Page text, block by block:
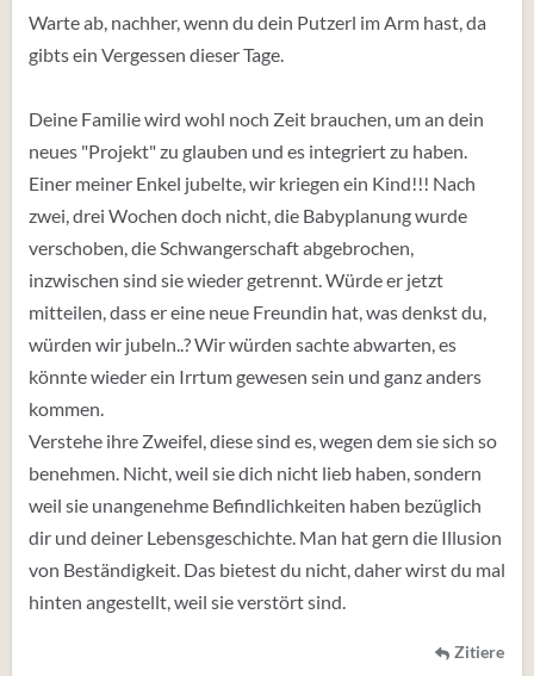
Warte ab, nachher, wenn du dein Putzerl im Arm hast, da
gibts ein Vergessen dieser Tage.
Deine Familie wird wohl noch Zeit brauchen, um an dein
neues "Projekt" zu glauben und es integriert zu haben.
Einer meiner Enkel jubelte, wir kriegen ein Kind!!! Nach
zwei, drei Wochen doch nicht, die Babyplanung wurde
verschoben, die Schwangerschaft abgebrochen,
inzwischen sind sie wieder getrennt. Würde er jetzt
mitteilen, dass er eine neue Freundin hat, was denkst du,
würden wir jubeln..? Wir würden sachte abwarten, es
könnte wieder ein Irrtum gewesen sein und ganz anders
kommen.
Verstehe ihre Zweifel, diese sind es, wegen dem sie sich so
benehmen. Nicht, weil sie dich nicht lieb haben, sondern
weil sie unangenehme Befindlichkeiten haben bezüglich
dir und deiner Lebensgeschichte. Man hat gern die Illusion
von Beständigkeit. Das bietest du nicht, daher wirst du mal
hinten angestellt, weil sie verstört sind.
Zitiere